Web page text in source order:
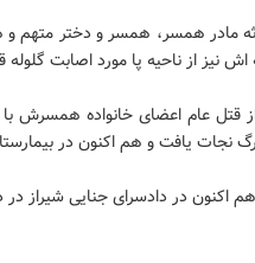
مادر همسر، همسر و دختر متهم
نیز از ناحیه پا مورد اصابت
قتل عام اعضای خانواده همسرش
نجات یافت و هم اکنون در
هم اکنون در دادسرای جنایی شیراز